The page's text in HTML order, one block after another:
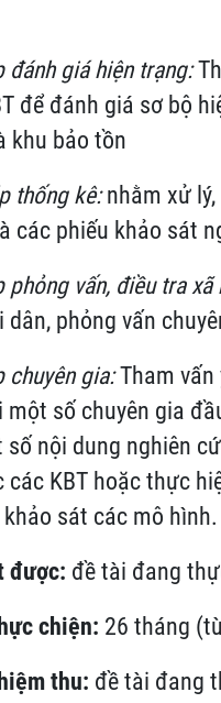
đánh giá hiện trạng:
để đánh giá sơ bộ
khu bảo tồn
thống kê:nhằm xử lý,
các phiếu khảo sát
phỏng vấn, điều tra xã
phỏng vấn
chuyên gia:Tham vấn
số chuyên gia
nội dung nghiên
các KBT hoặc thực
sát các mô hình.
được: đề tài đang
chiện: 26 tháng
thu: đề tài đang